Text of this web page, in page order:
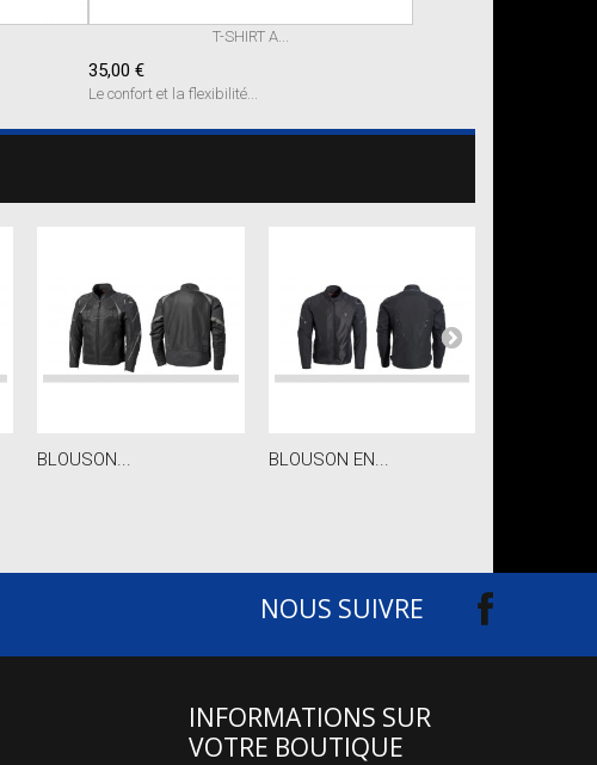
T-SHIRT A...
35,00 €
Le confort et la flexibilité...
BLOUSON... BLOUSON EN...
NOUS SUIVRE
INFORMATIONS SUR
VOTRE BOUTIQUE